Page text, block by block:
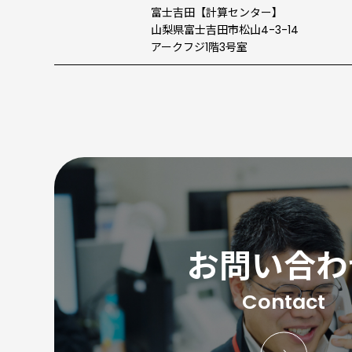
富士吉田【計算センター】
山梨県富士吉田市松山4-3-14
アークフジ1階3号室
お問い合